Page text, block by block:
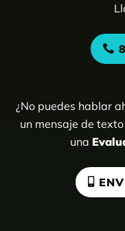
¿No puedes hablar
un mensaje de
una